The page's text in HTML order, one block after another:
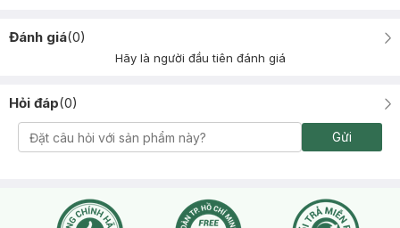
Đánh giá(0)
Hãy là người đầu tiên đánh giá
Hỏi đáp(0)
Gửi